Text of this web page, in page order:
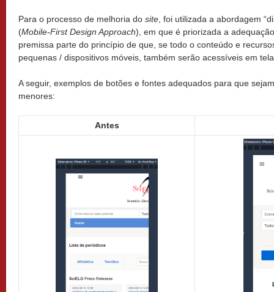
Para o processo de melhoria do site , foi utilizada a abordagem
(Mobile-First Design Approach), em que é priorizada a
premissa parte do princípio de que, se todo o conteúdo e
pequenas / dispositivos móveis, também serão acessíveis em
A seguir, exemplos de botões e fontes adequados para que
menores:
Antes